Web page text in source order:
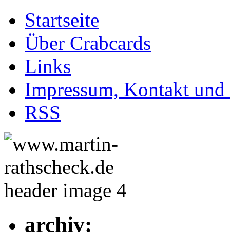
Startseite
Über Crabcards
Links
Impressum, Kontakt und
RSS
archiv: